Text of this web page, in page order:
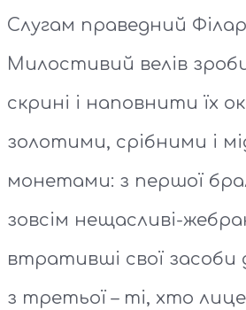
Слугам праведний
Милостивий велів
скрині і наповнити їх
золотими, срібними і
монетами: з першої
зовсім нещасливі-
втративші свої засоби
з третьої – ті, хто